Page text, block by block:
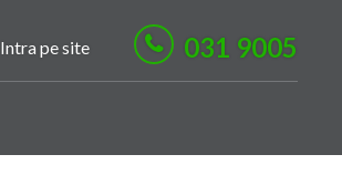
Intra pe site 031 9005